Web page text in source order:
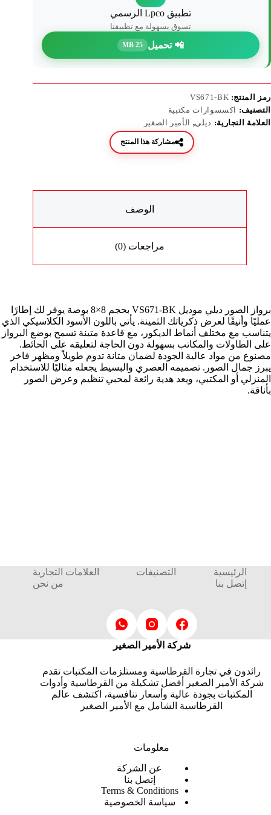
تطبيق Lpco الرسمي
تسوق بسهولة مع تطبيقنا
📲 تحميل 25 MB
رمز المنتج: VS671-BK
التصنيف: اكسسوارات مكتبية
العلامة التجارية: ديلي, الأمير الصغير
مشاركة هذا المنتج
الوصف
مراجعات (0)
برواز الصور ديلي موديل VS671-BK بحجم 8×8 بوصة يوفر لك إطارًا
عمليًا وأنيقًا لعرض ذكرياتك الثمينة. يأتي باللون الأسود الكلاسيكي الذي
يتناسب مع مختلف أنماط الديكور، مع قاعدة متينة تسمح بوضع البرواز
على الطاولات والمكاتب بسهولة دون الحاجة لتعليقه على الحائط.
مصنوع من مواد عالية الجودة لضمان متانة تدوم طويلاً ومظهر فاخر
يبرز جمال الصور. تصميمه العصري والبسيط يجعله مثاليًا للاستخدام
المنزلي أو المكتبي، ويعد هدية رائعة لمحبي تنظيم وعرض الصور
بأناقة.
الرئيسية التصنيفات
العلامات التجارية
إتصل بنا
من نحن
شركة الأمير الصغير
رائدون في تجارة القرطاسية ومستلزمات المكتبات تقدم
شركة الأمير الصغير أفضل تشكيلة من القرطاسية وأدوات
المكتبات بجودة عالية وأسعار تنافسية، اكتشف عالم
القرطاسية الشامل مع الأمير الصغير
معلومات
عن الشركة
إتصل بنا
Terms & Conditions
سياسة الخصوصية